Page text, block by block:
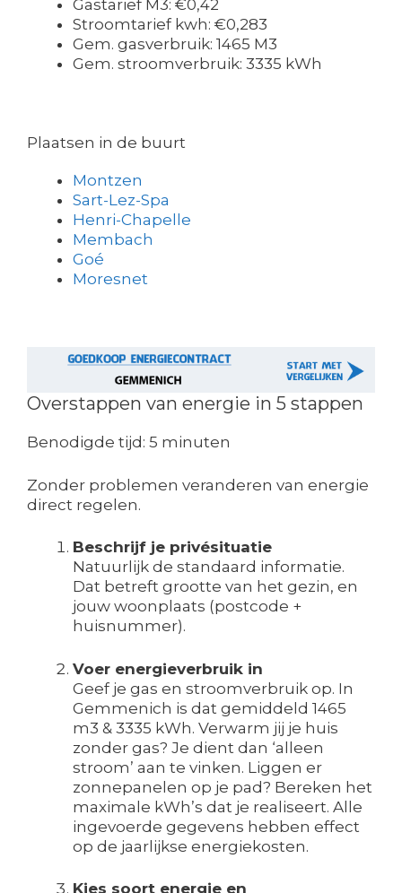
Gastarief M3: €0,42
Stroomtarief kwh: €0,283
Gem. gasverbruik: 1465 M3
Gem. stroomverbruik: 3335 kWh
Plaatsen in de buurt
Montzen
Sart-Lez-Spa
Henri-Chapelle
Membach
Goé
Moresnet
Overstappen van energie in 5 stappen
Benodigde tijd: 5 minuten
Zonder problemen veranderen van energie
direct regelen.
Beschrijf je privésituatie
Natuurlijk de standaard informatie.
Dat betreft grootte van het gezin, en
jouw woonplaats (postcode +
huisnummer).
Voer energieverbruik in
Geef je gas en stroomverbruik op. In
Gemmenich is dat gemiddeld 1465
m3 & 3335 kWh. Verwarm jij je huis
zonder gas? Je dient dan ‘alleen
stroom’ aan te vinken. Liggen er
zonnepanelen op je pad? Bereken het
maximale kWh’s dat je realiseert. Alle
ingevoerde gegevens hebben effect
op de jaarlijkse energiekosten.
Kies soort energie en